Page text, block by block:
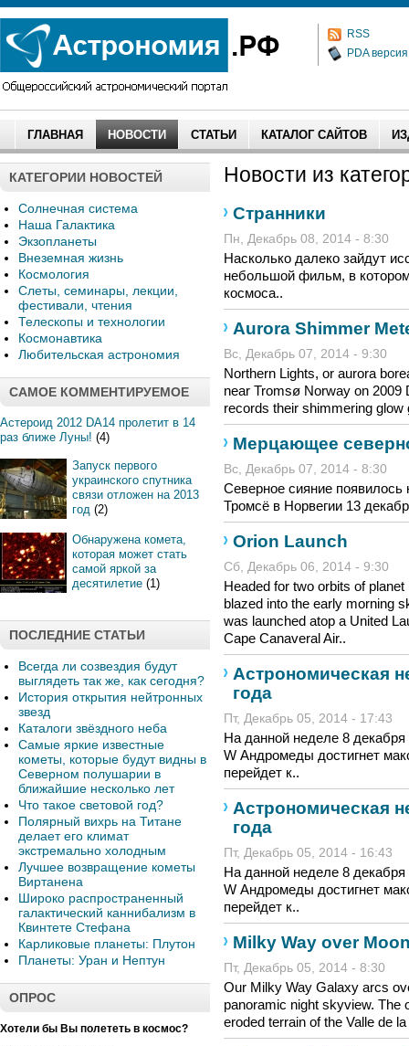
RSS
PDA версия
ГЛАВНАЯ НОВОСТИ СТАТЬИ КАТАЛОГ САЙТОВ
КАТЕГОРИИ НОВОСТЕЙ
Солнечная система
Наша Галактика
Экзопланеты
Внеземная жизнь
Космология
Слеты, семинары, лекции,
фестивали, чтения
Телескопы и технологии
Космонавтика
Любительская астрономия
САМОЕ КОММЕНТИРУЕМОЕ
Астероид 2012 DA14 пролетит в 14
раз ближе Луны! (4)
Запуск первого
украинского спутника
связи отложен на 2013
год (2)
Обнаружена комета,
которая может стать
самой яркой за
десятилетие (1)
ПОСЛЕДНИЕ СТАТЬИ
Всегда ли созвездия будут
выглядеть так же, как сегодня?
История открытия нейтронных
звезд
Каталоги звёздного неба
Самые яркие известные
кометы, которые будут видны в
Северном полушарии в
ближайшие несколько лет
Что такое световой год?
Полярный вихрь на Титане
делает его климат
экстремально холодным
Лучшее возвращение кометы
Виртанена
Широко распространенный
галактический каннибализм в
Квинтете Стефана
Карликовые планеты: Плутон
Планеты: Уран и Нептун
ОПРОС
Хотели бы Вы полететь в космос?
Новости из
Странники
Пн, Декабрь 08, 2014 - 8:30
Насколько далеко зайдут
небольшой фильм, в
космоса..
Aurora Shimmer
Вс, Декабрь 07, 2014 - 9:30
Northern Lights, or aurora
near Tromsø Norway on 2009
records their shimmering
Мерцающее
Вс, Декабрь 07, 2014 - 8:30
Северное сияние
Тромсё в Норвегии 13
Orion Launch
Сб, Декабрь 06, 2014 - 9:30
Headed for two orbits of
blazed into the early morning
was launched atop a United
Cape Canaveral Air..
Астрономическая
года
Пт, Декабрь 05, 2014 - 17:43
На данной неделе 8 декабря
W Андромеды достигнет
перейдет к..
Астрономическая
года
Пт, Декабрь 05, 2014 - 16:43
На данной неделе 8 декабря
W Андромеды достигнет
перейдет к..
Milky Way over
Пт, Декабрь 05, 2014 - 8:30
Our Milky Way Galaxy arcs
panoramic night skyview. The
eroded terrain of the Valle de